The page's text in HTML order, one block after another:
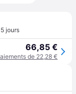
jours
66,85 €
de 22,28 €